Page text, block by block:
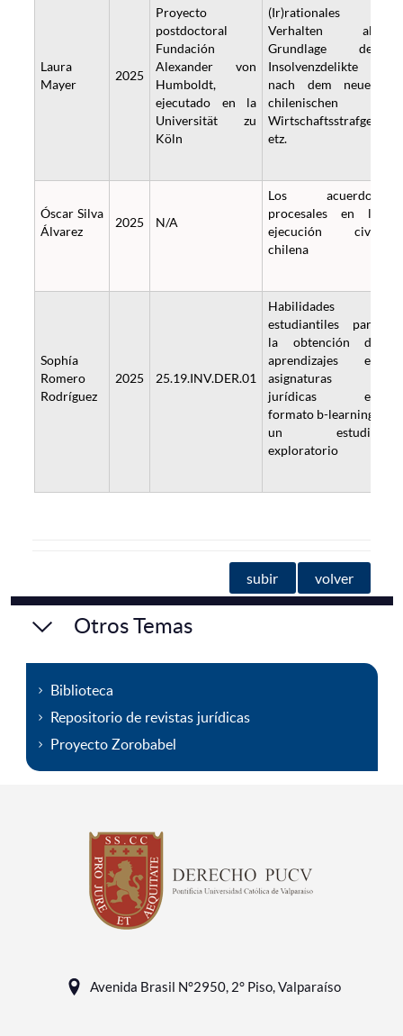
Laura
Mayer
2025
Proyecto
postdoctoral
Fundación
Alexander von
Humboldt,
ejecutado en la
Universität zu
Köln
(Ir)rationales
Verhalten als
Grundlage der
Insolvenzdelikte
nach dem neuen
chilenischen
Wirtschaftsstrafges
etz.
Óscar Silva
Álvarez
2025 N/A
Los acuerdos
procesales en la
ejecución civil
chilena
Sophía
Romero
Rodríguez
2025 25.19.INV.DER.01
Habilidades
estudiantiles para
la obtención de
aprendizajes en
asignaturas
jurídicas en
formato b-learning:
un estudio
exploratorio
subir volver
Otros Temas
Biblioteca
Repositorio de revistas jurídicas
Proyecto Zorobabel
Avenida Brasil N°2950, 2° Piso, Valparaíso